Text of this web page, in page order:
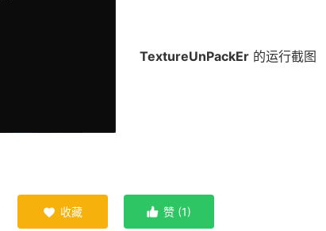
TextureUnPackEr 的运行截图
 收藏  赞 (1)